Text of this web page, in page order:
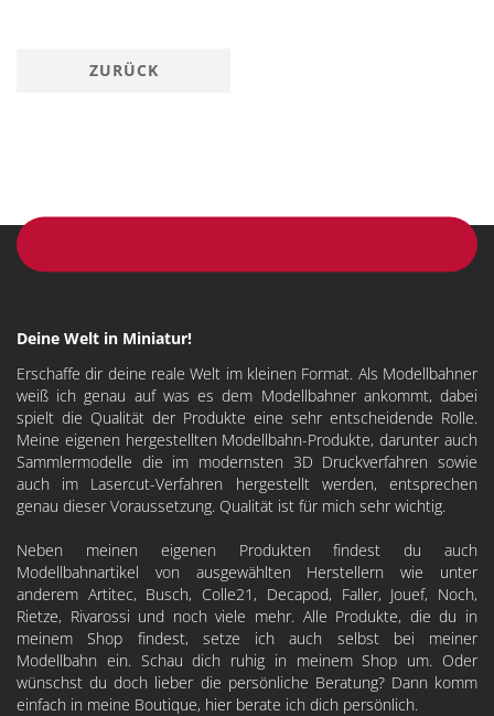
ZURÜCK
Deine Welt in Miniatur!
Erschaffe dir deine reale Welt im kleinen Format. Als Modellbahner
weiß ich genau auf was es dem Modellbahner ankommt, dabei
spielt die Qualität der Produkte eine sehr entscheidende Rolle.
Meine eigenen hergestellten Modellbahn-Produkte, darunter auch
Sammlermodelle die im modernsten 3D Druckverfahren sowie
auch im Lasercut-Verfahren hergestellt werden, entsprechen
genau dieser Voraussetzung. Qualität ist für mich sehr wichtig.
Neben meinen eigenen Produkten findest du auch
Modellbahnartikel von ausgewählten Herstellern wie unter
anderem Artitec, Busch, Colle21 , Decapod, Faller, Jouef, Noch,
Rietze, Rivarossi und noch viele mehr. Alle Produkte, die du in
meinem Shop findest, setze ich auch selbst bei meiner
Modellbahn ein. Schau dich ruhig in meinem Shop um. Oder
wünschst du doch lieber die persönliche Beratung? Dann komm
einfach in meine Boutique, hier berate ich dich persönlich.